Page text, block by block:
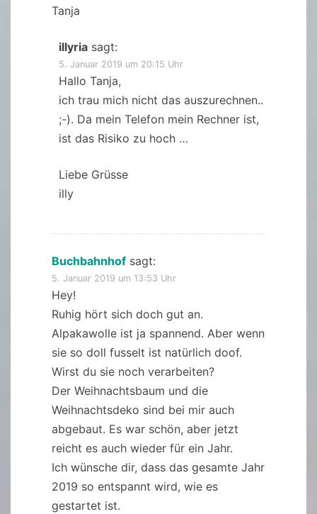
Tanja
illyria sagt:
5. Januar 2019 um 20:15 Uhr
Hallo Tanja,
ich trau mich nicht das auszurechnen..
;-). Da mein Telefon mein Rechner ist,
ist das Risiko zu hoch …
Liebe Grüsse
illy
Buchbahnhof sagt:
5. Januar 2019 um 13:53 Uhr
Hey!
Ruhig hört sich doch gut an.
Alpakawolle ist ja spannend. Aber wenn
sie so doll fusselt ist natürlich doof.
Wirst du sie noch verarbeiten?
Der Weihnachtsbaum und die
Weihnachtsdeko sind bei mir auch
abgebaut. Es war schön, aber jetzt
reicht es auch wieder für ein Jahr.
Ich wünsche dir, dass das gesamte Jahr
2019 so entspannt wird, wie es
gestartet ist.